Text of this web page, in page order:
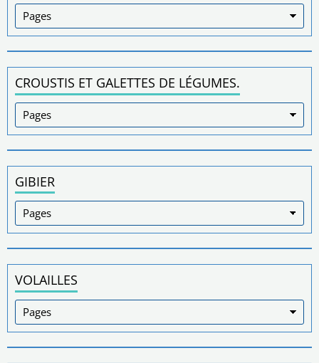
CROUSTIS ET GALETTES DE LÉGUMES.
GIBIER
VOLAILLES